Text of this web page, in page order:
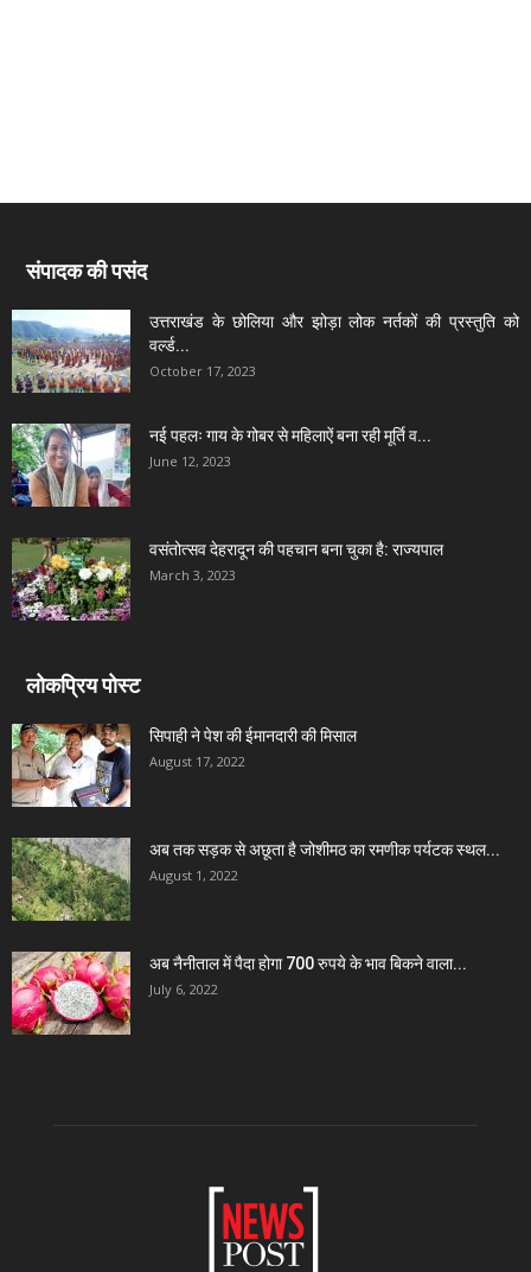
संपादक की पसंद
उत्तराखंड के छोलिया और झोड़ा लोक नर्तकों की प्रस्तुति को
वर्ल्ड...
October 17, 2023
नई पहलः गाय के गोबर से महिलाऐं बना रही मूर्ति व...
June 12, 2023
वसंतोत्सव देहरादून की पहचान बना चुका है: राज्यपाल
March 3, 2023
लोकप्रिय पोस्ट
सिपाही ने पेश की ईमानदारी की मिसाल
August 17, 2022
अब तक सड़क से अछूता है जोशीमठ का रमणीक पर्यटक स्थल...
August 1, 2022
अब नैनीताल में पैदा होगा 700 रुपये के भाव बिकने वाला...
July 6, 2022